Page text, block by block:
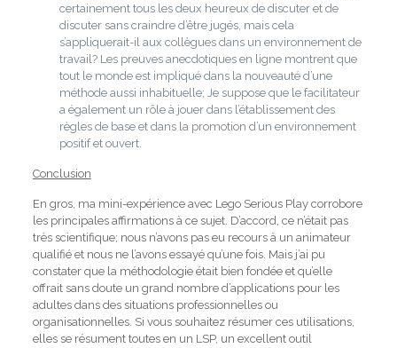
certainement tous les deux heureux de discuter et de
discuter sans craindre d’être jugés, mais cela
s’appliquerait-il aux collègues dans un environnement de
travail? Les preuves anecdotiques en ligne montrent que
tout le monde est impliqué dans la nouveauté d’une
méthode aussi inhabituelle; Je suppose que le facilitateur
a également un rôle à jouer dans l’établissement des
règles de base et dans la promotion d’un environnement
positif et ouvert.
Conclusion
En gros, ma mini-expérience avec Lego Serious Play corrobore
les principales affirmations à ce sujet. D’accord, ce n’était pas
très scientifique; nous n’avons pas eu recours à un animateur
qualifié et nous ne l’avons essayé qu’une fois. Mais j’ai pu
constater que la méthodologie était bien fondée et qu’elle
offrait sans doute un grand nombre d’applications pour les
adultes dans des situations professionnelles ou
organisationnelles. Si vous souhaitez résumer ces utilisations,
elles se résument toutes en un LSP, un excellent outil